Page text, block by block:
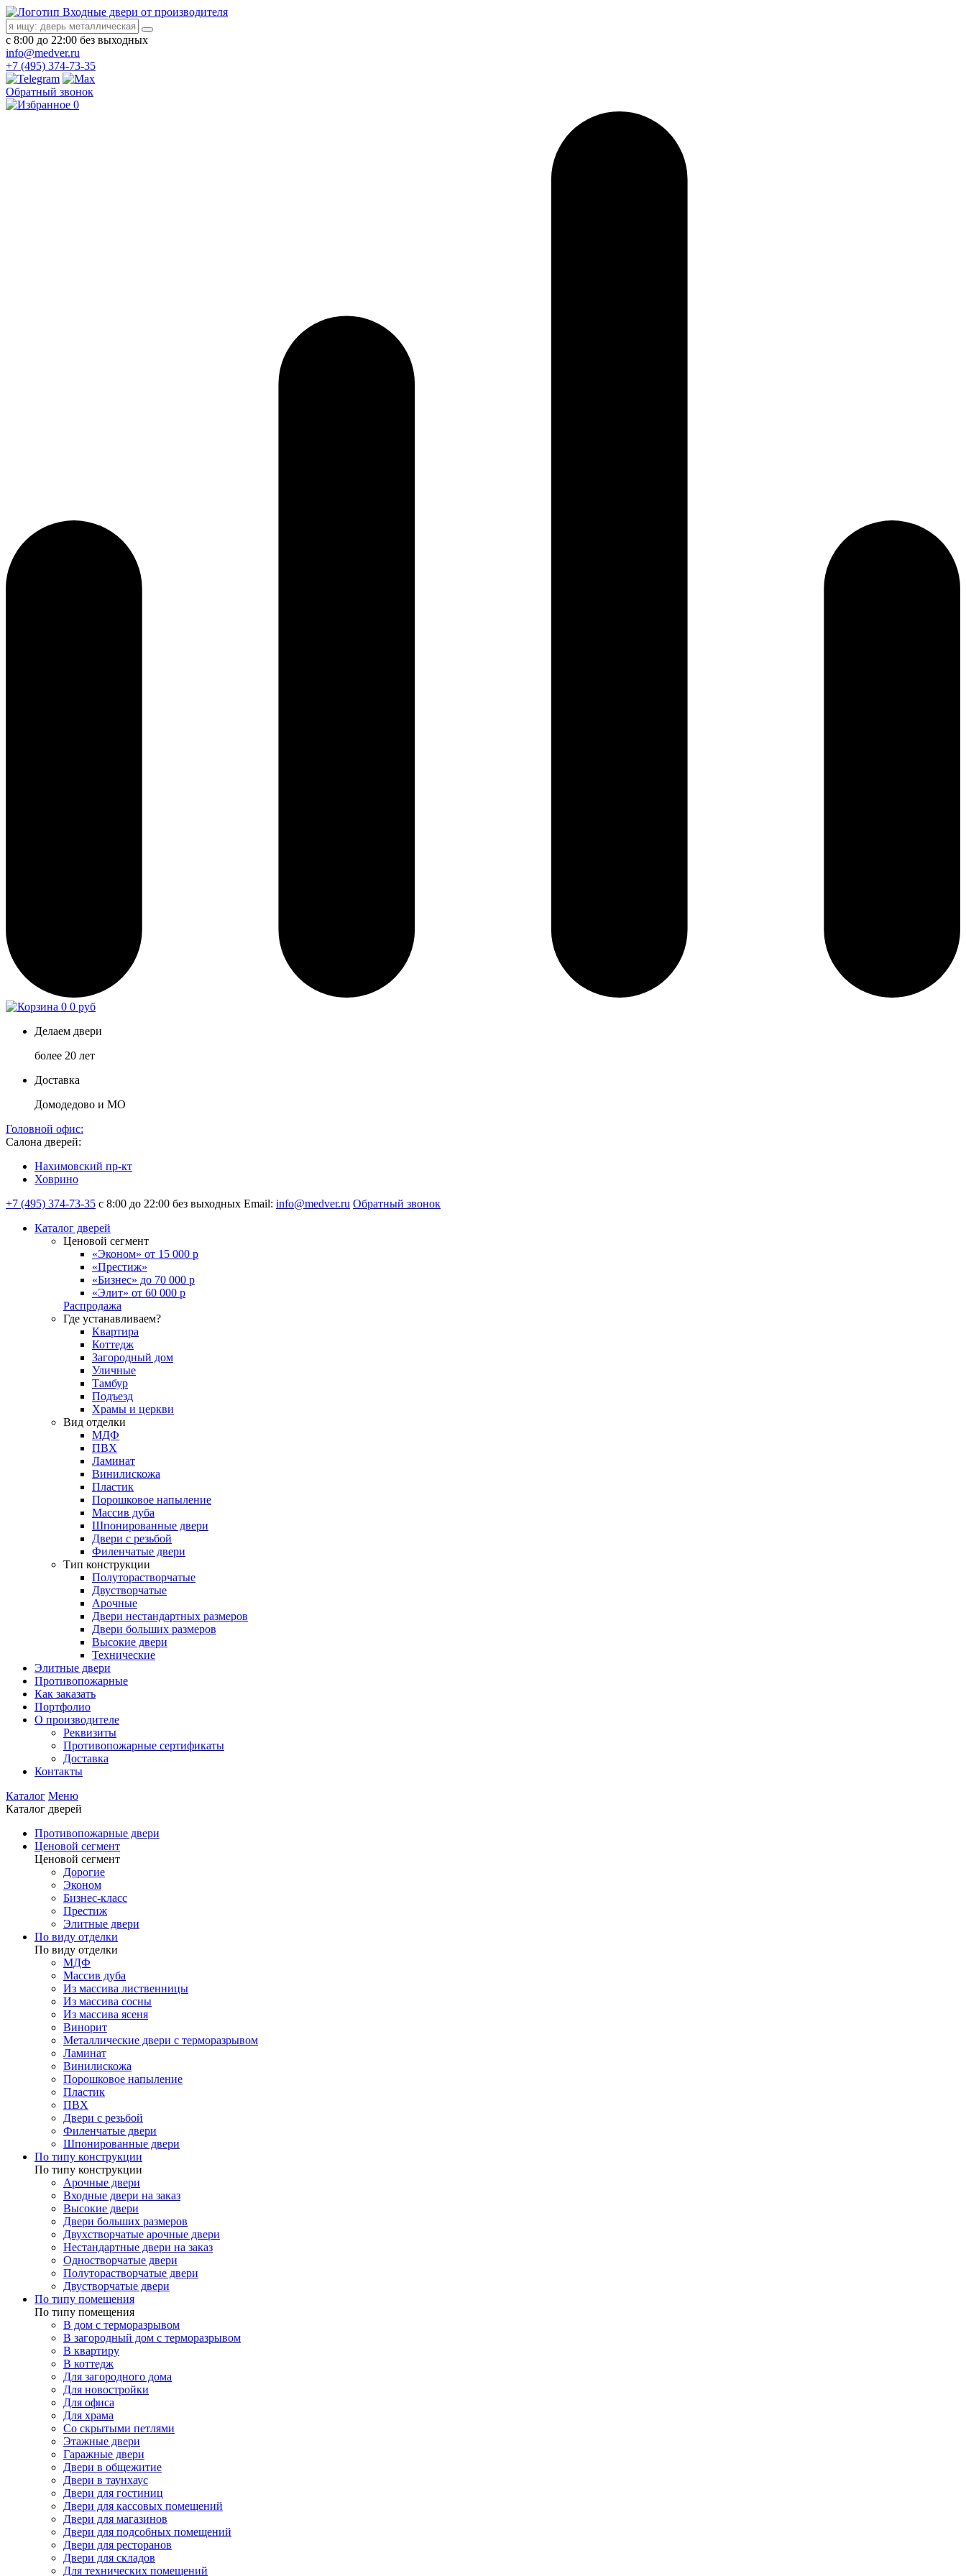
Входные двери от производителя
с 8:00 до 22:00 без выходных
info@medver.ru
+7 (495) 374-73-35
Обратный звонок
0
0 0 руб
Делаем двери
более 20 лет
Доставка
Домодедово и МО
Головной офис:
Салона дверей:
Нахимовский пр-кт
Ховрино
+7 (495) 374-73-35 с 8:00 до 22:00 без выходных Email: info@medver.ru Обратный звонок
Каталог дверей
Ценовой сегмент
«Эконом» от 15 000 р
«Престиж»
«Бизнес» до 70 000 р
«Элит» от 60 000 р
Распродажа
Где устанавливаем?
Квартира
Коттедж
Загородный дом
Уличные
Тамбур
Подъезд
Храмы и церкви
Вид отделки
МДФ
ПВХ
Ламинат
Винилискожа
Пластик
Порошковое напыление
Массив дуба
Шпонированные двери
Двери с резьбой
Филенчатые двери
Тип конструкции
Полуторастворчатые
Двустворчатые
Арочные
Двери нестандартных размеров
Двери больших размеров
Высокие двери
Технические
Элитные двери
Противопожарные
Как заказать
Портфолио
О производителе
Реквизиты
Противопожарные сертификаты
Доставка
Контакты
Каталог Меню
Каталог дверей
Противопожарные двери
Ценовой сегмент
Ценовой сегмент
Дорогие
Эконом
Бизнес-класс
Престиж
Элитные двери
По виду отделки
По виду отделки
МДФ
Массив дуба
Из массива лиственницы
Из массива сосны
Из массива ясеня
Винорит
Металлические двери с терморазрывом
Ламинат
Винилискожа
Порошковое напыление
Пластик
ПВХ
Двери с резьбой
Филенчатые двери
Шпонированные двери
По типу конструкции
По типу конструкции
Арочные двери
Входные двери на заказ
Высокие двери
Двери больших размеров
Двухстворчатые арочные двери
Нестандартные двери на заказ
Одностворчатые двери
Полуторастворчатые двери
Двустворчатые двери
По типу помещения
По типу помещения
В дом с терморазрывом
В загородный дом с терморазрывом
В квартиру
В коттедж
Для загородного дома
Для новостройки
Для офиса
Для храма
Со скрытыми петлями
Этажные двери
Гаражные двери
Двери в общежитие
Двери в таунхаус
Двери для гостиниц
Двери для кассовых помещений
Двери для магазинов
Двери для подсобных помещений
Двери для ресторанов
Двери для складов
Для технических помещений